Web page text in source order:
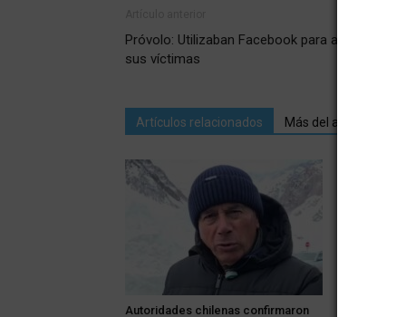
Próvolo: Utilizaban Facebook para acercarse a
sus víctimas
Artículos relacionados Más del autor
Autoridades chilenas confirmaron